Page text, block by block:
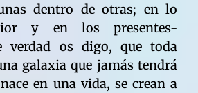
dentro de otras; en lo
y en los presentes-
verdad os digo, que toda
galaxia que jamás tendrá
en una vida, se crean a